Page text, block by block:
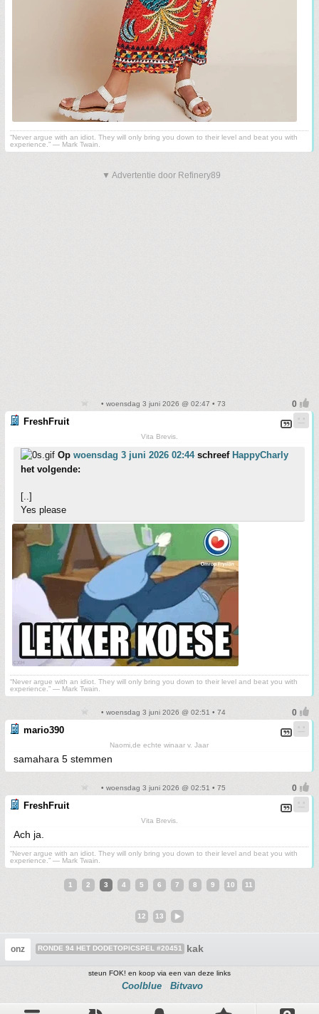
“Never argue with an idiot. They will only bring you down to their level and beat you with
experience.” ― Mark Twain.
▼ Advertentie door Refinery89
• woensdag 3 juni 2026 @ 02:47 • 73
FreshFruit
Vita Brevis.
Op woensdag 3 juni 2026 02:44schreef HappyCharly
het volgende:
[..]
Yes please
“Never argue with an idiot. They will only bring you down to their level and beat you with
experience.” ― Mark Twain.
• woensdag 3 juni 2026 @ 02:51 • 74
mario390
Naomi,de echte winaar v. Jaar
samahara 5 stemmen
• woensdag 3 juni 2026 @ 02:51 • 75
FreshFruit
Vita Brevis.
Ach ja.
“Never argue with an idiot. They will only bring you down to their level and beat you with
experience.” ― Mark Twain.
1 2 3 4 5 6 7 8 9 10 11
12 13
onz RONDE 94 HET DODETOPICSPEL #20451 kak
steun FOK! en koop via een van deze links
Coolblue Bitvavo